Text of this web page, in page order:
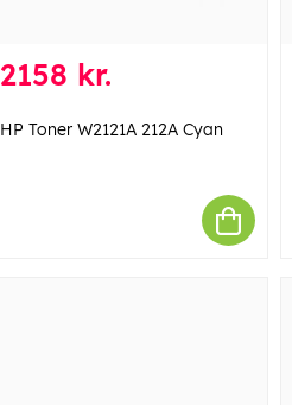
2158 kr.
HP Toner W2121A 212A Cyan